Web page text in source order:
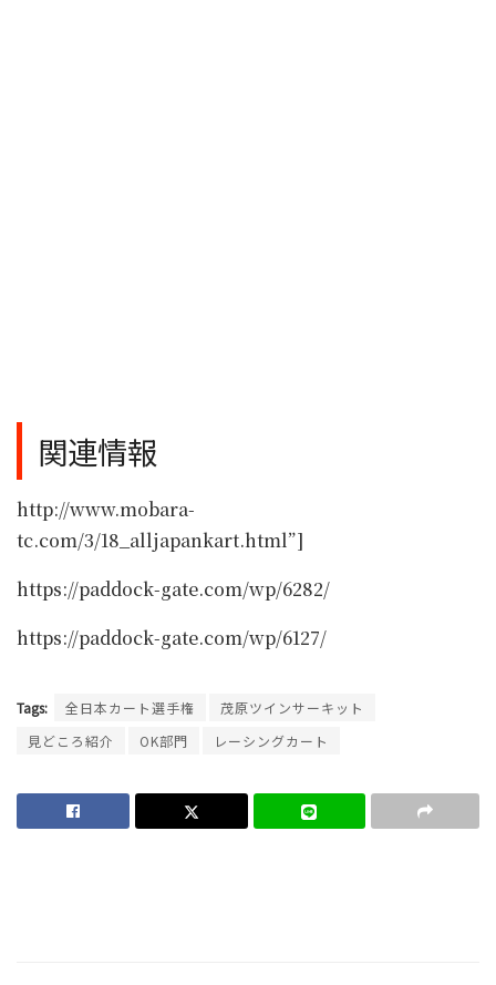
関連情報
http://www.mobara-
tc.com/3/18_alljapankart.html”]
https://paddock-gate.com/wp/6282/
https://paddock-gate.com/wp/6127/
Tags: 全日本カート選手権
茂原ツインサーキット
見どころ紹介
OK部門 レーシングカート